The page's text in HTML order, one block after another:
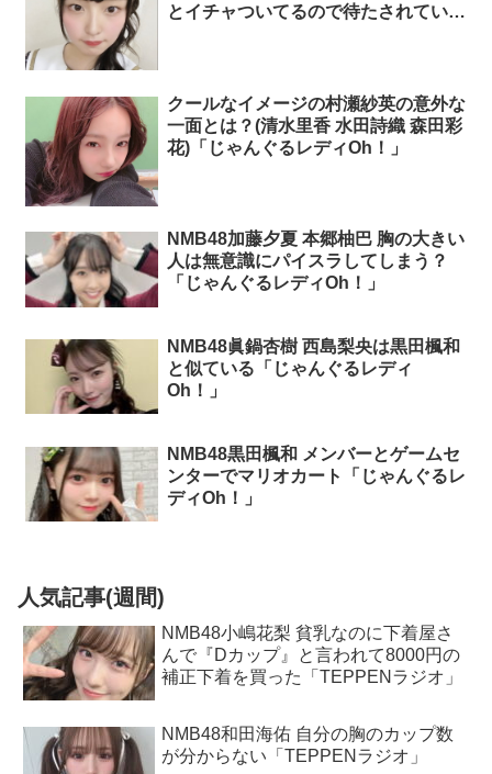
とイチャついてるので待たされていた
クールなイメージの村瀬紗英の意外な
一面とは？(清水里香 水田詩織 森田彩
花)「じゃんぐるレディOh！」
NMB48加藤夕夏 本郷柚巴 胸の大きい
人は無意識にパイスラしてしまう？
「じゃんぐるレディOh！」
NMB48眞鍋杏樹 西島梨央は黒田楓和
と似ている「じゃんぐるレディ
Oh！」
NMB48黒田楓和 メンバーとゲームセ
ンターでマリオカート「じゃんぐるレ
ディOh！」
人気記事(週間)
NMB48小嶋花梨 貧乳なのに下着屋さ
んで『Dカップ』と言われて8000円の
補正下着を買った「TEPPENラジオ」
NMB48和田海佑 自分の胸のカップ数
が分からない「TEPPENラジオ」